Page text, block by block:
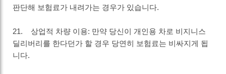
판단해 보험료가 내려가는 경우가 있습니다.
21. 상업적 차량 이용: 만약 당신이 개인용 차로 비지니스
딜리버리를 한다던가 할 경우 당연히 보험료는 비싸지게 됩
니다.